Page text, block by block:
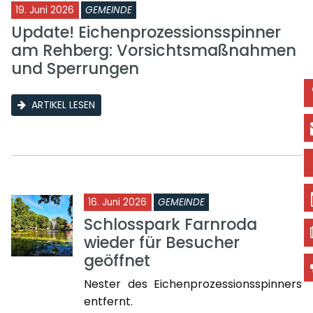
19. Juni 2026 GEMEINDE
Update! Eichenprozessionsspinner
am Rehberg: Vorsichtsmaßnahmen
und Sperrungen
ARTIKEL LESEN
16. Juni 2026 GEMEINDE
Schlosspark Farnroda
wieder für Besucher
geöffnet
Nester des Eichenprozessionsspinners
entfernt.